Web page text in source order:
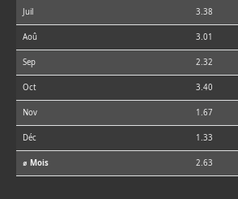
Juil 3.38
Aoû 3.01
Sep 2.32
Oct 3.40
Nov 1.67
Déc 1.33
⌀ Mois 2.63